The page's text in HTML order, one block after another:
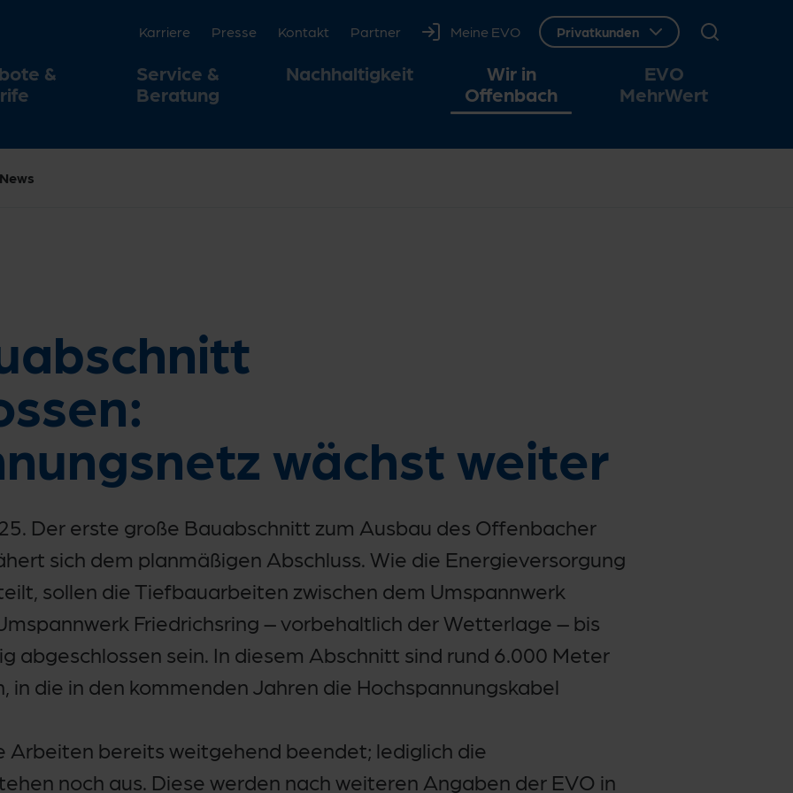
Karriere Presse Kontakt Partner Meine EVO Webseitenbereich wechseln,
Privatkunden
&
Service &
Beratung
Nachhaltigkeit
Wir in
Offenbach
EVO
MehrWert
News
wächst weiter
Der erste große Bauabschnitt zum Ausbau des Offenbacher
sich dem planmäßigen Abschluss. Wie die Energieversorgung
sollen die Tiefbauarbeiten zwischen dem Umspannwerk
Friedrichsring – vorbehaltlich der Wetterlage – bis
abgeschlossen sein. In diesem Abschnitt sind rund 6.000 Meter
in die in den kommenden Jahren die Hochspannungskabel
Arbeiten bereits weitgehend beendet; lediglich die
noch aus. Diese werden nach weiteren Angaben der EVO in